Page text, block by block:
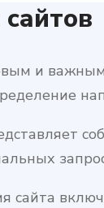
и
сайта